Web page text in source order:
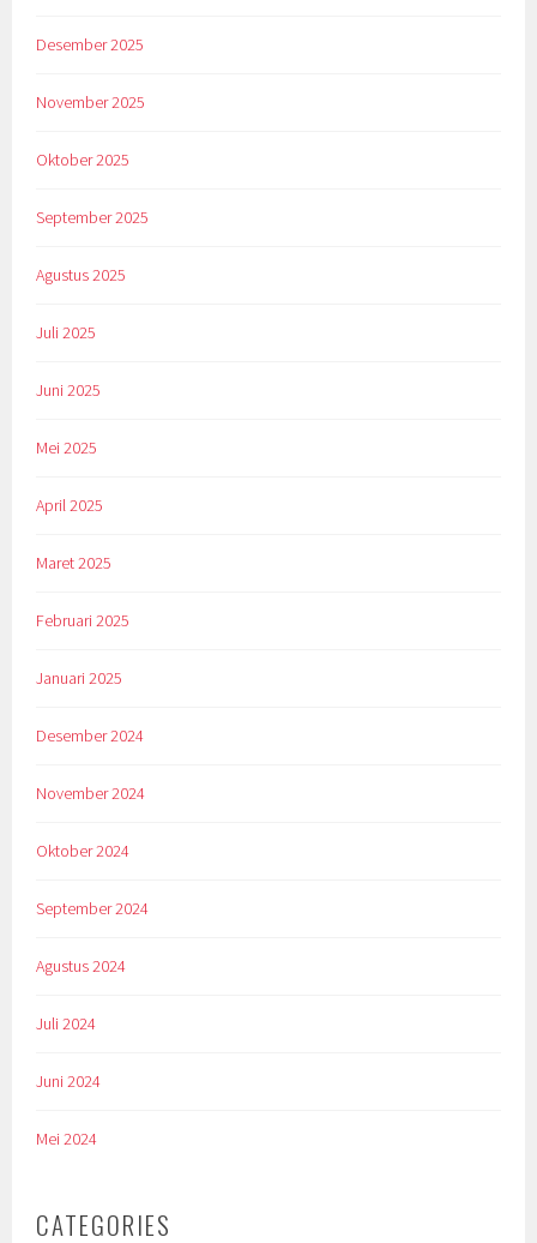
Desember 2025
November 2025
Oktober 2025
September 2025
Agustus 2025
Juli 2025
Juni 2025
Mei 2025
April 2025
Maret 2025
Februari 2025
Januari 2025
Desember 2024
November 2024
Oktober 2024
September 2024
Agustus 2024
Juli 2024
Juni 2024
Mei 2024
CATEGORIES